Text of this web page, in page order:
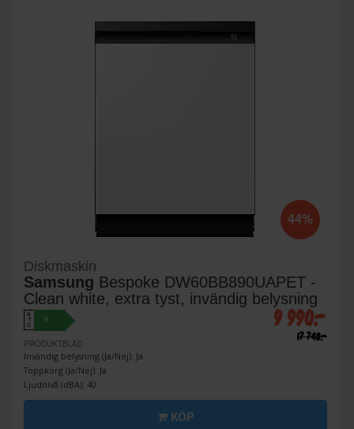
44%
Diskmaskin
Samsung Bespoke DW60BB890UAPET -
Clean white, extra tyst, invändig belysning
A
↑
G
B
PRODUKTBLAD
Invändig belysning (Ja/Nej): Ja
Toppkorg (Ja/Nej): Ja
Ljudnivå (dBA): 40
9 990:-
17 748:-
KÖP